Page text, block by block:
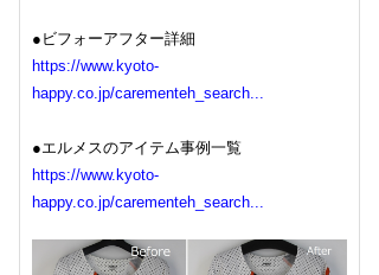
●ビフォーアフター詳細
https://www.kyoto-
happy.co.jp/carementeh_search...
●エルメスのアイテム事例一覧
https://www.kyoto-
happy.co.jp/carementeh_search...